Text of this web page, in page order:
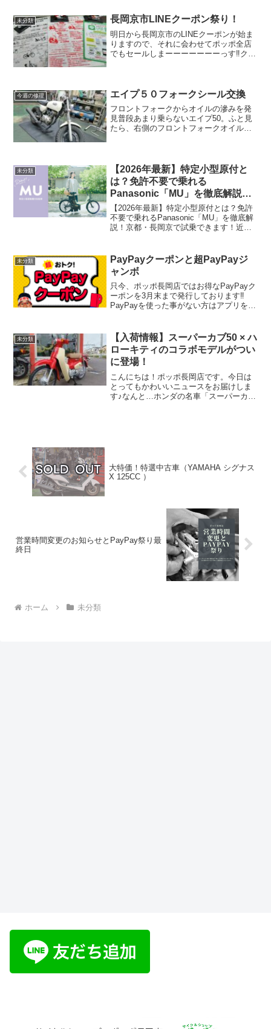
すが、コロナなどの影響で納期が未定に
なってました。しかし、...
未分類 長岡京市LINEクーポン祭り！
明日から長岡京市のLINEクーポンが始ま
りますので、それに会わせてポッポ全店
でもセールしまーーーーーーーっす‼️クー
だいたお...
今週の修理 エイプ５０フォークシール交換
フロントフォークからオイルの滲みを発
見普段あまり乗らないエイプ50。ふと見
たら、右側のフロントフォークオイルが
に困ります。とりあえ...
未分類
【2026年最新】特定小型原付と
は？免許不要で乗れる
Panasonic「MU」を徹底解説！
京都・長岡京で試乗できます！
【2026年最新】特定小型原付とは？免許
不要で乗れるPanasonic「MU」を徹底解
説！京都・長岡京で試乗できます！近
クボードのこと？」「免許なしで乗れる
って本当？」...
未分類
PayPayクーポンと超PayPayジ
ャンボ
只今、ポッポ長岡店ではお得なPayPayク
ーポンを3月末まで発行しております‼️
PayPayを使った事がない方はアプリをダ
いね😊同時開催中の超PayPayジャンボも
当た...
未分類
【入荷情報】スーパーカブ50 × ハ
ローキティのコラボモデルがつい
に登場！
こんにちは！ポッポ長岡店です。今日は
とってもかわいいニュースをお届けしま
す♪なんと…ホンダの名車「スーパーカブ
大特価！特選中古車（YAMAHA シグナス
X 125CC ）
営業時間変更のお知らせとPayPay祭り最
終日
ホーム 未分類